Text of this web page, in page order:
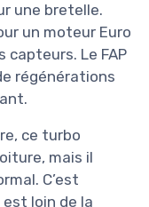
une bretelle.
un moteur Euro
capteurs. Le FAP
régénérations
ce turbo
mais il
C’est
loin de la